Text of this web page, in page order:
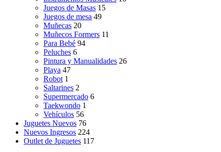
Juegos de Masas 15
Juegos de mesa 49
Muñecas 20
Muñecos Formers 11
Para Bebé 94
Peluches 6
Pintura y Manualidades 26
Playa 47
Robot 1
Saltarines 2
Supermercado 6
Taekwondo 1
Vehículos 56
Juguetes Nuevos 76
Nuevos Ingresos 224
Outlet de Juguetes 117